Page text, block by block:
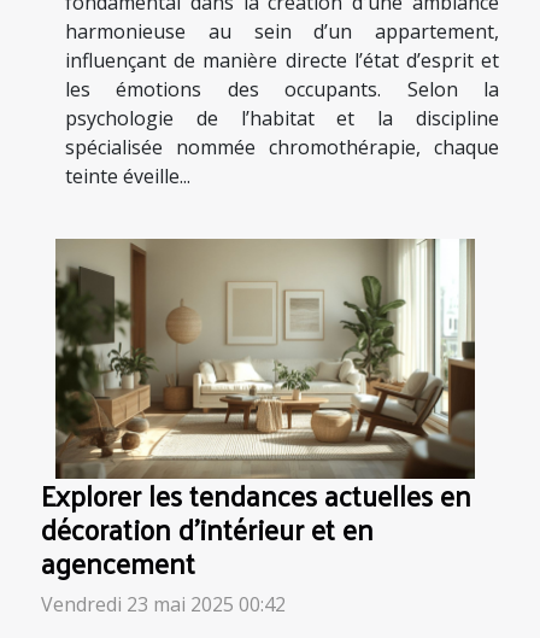
harmonieuse au sein d’un appartement,
influençant de manière directe l’état d’esprit et
les émotions des occupants. Selon la
psychologie de l’habitat et la discipline
spécialisée nommée chromothérapie, chaque
teinte éveille...
Explorer les tendances actuelles en
décoration d'intérieur et en
agencement
Vendredi 23 mai 2025 00:42